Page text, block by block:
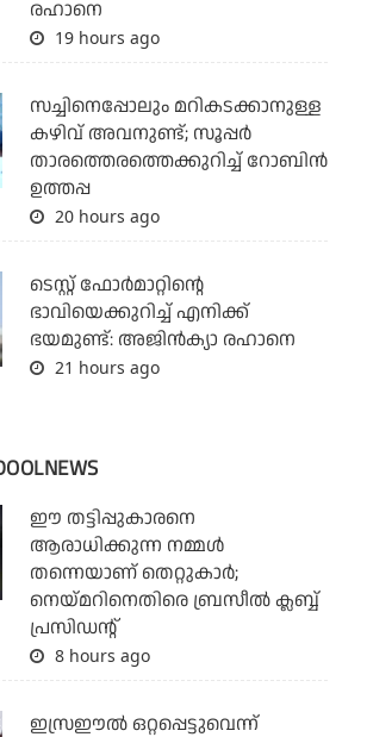
രഹാനെ
19 hours ago
സച്ചിനെപ്പോലും മറികടക്കാനുള്ള
കഴിവ് അവനുണ്ട്; സൂപ്പര്‍
താരത്തെരത്തെക്കുറിച്ച് റോബിന്‍
ഉത്തപ്പ
20 hours ago
ടെസ്റ്റ് ഫോര്‍മാറ്റിന്റെ
ഭാവിയെക്കുറിച്ച് എനിക്ക്
ഭയമുണ്ട്: അജിന്‍ക്യാ രഹാനെ
21 hours ago
ഈ തട്ടിപ്പുകാരനെ
ആരാധിക്കുന്ന നമ്മള്‍
തന്നെയാണ് തെറ്റുകാര്‍;
നെയ്മറിനെതിരെ ബ്രസീല്‍ ക്ലബ്ബ്
പ്രസിഡന്റ്
8 hours ago
ഇസ്രഈല്‍ ഒറ്റപ്പെട്ടുവെന്ന്